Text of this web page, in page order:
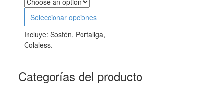
Seleccionar opciones
Incluye: Sostén, Portaliga,
Colaless.
Categorías del producto